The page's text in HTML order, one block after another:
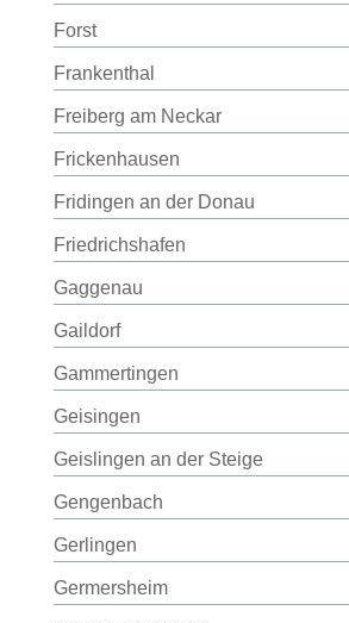
Forst
Frankenthal
Freiberg am Neckar
Frickenhausen
Fridingen an der Donau
Friedrichshafen
Gaggenau
Gaildorf
Gammertingen
Geisingen
Geislingen an der Steige
Gengenbach
Gerlingen
Germersheim